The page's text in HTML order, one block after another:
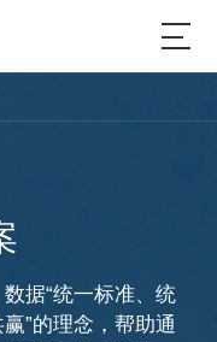
据“统一标准、统
”的理念，帮助通